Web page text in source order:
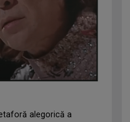
alegorică a